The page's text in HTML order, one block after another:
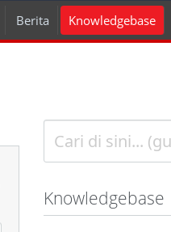
Berita Knowledgebase
Knowledgebase